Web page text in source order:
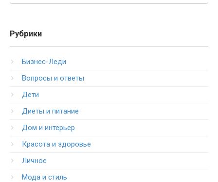
Рубрики
Бизнес-Леди
Вопросы и ответы
Дети
Диеты и питание
Дом и интерьер
Красота и здоровье
Личное
Мода и стиль